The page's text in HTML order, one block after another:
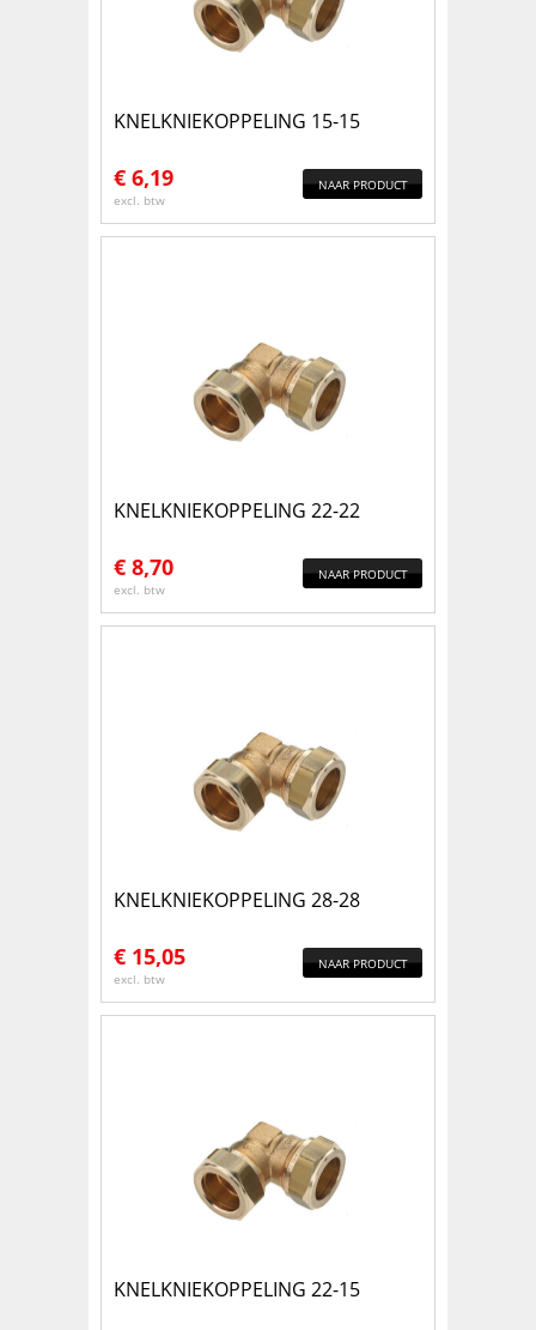
KNELKNIEKOPPELING 15-15
€ 6,19
excl. btw
NAAR PRODUCT
KNELKNIEKOPPELING 22-22
€ 8,70
excl. btw
NAAR PRODUCT
KNELKNIEKOPPELING 28-28
€ 15,05
excl. btw
NAAR PRODUCT
KNELKNIEKOPPELING 22-15